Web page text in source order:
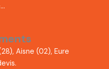
Aisne (02), Eure